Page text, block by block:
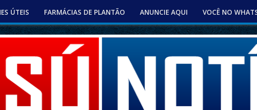
ÚTEIS FARMÁCIAS DE PLANTÃO ANUNCIE AQUI VOCÊ NO